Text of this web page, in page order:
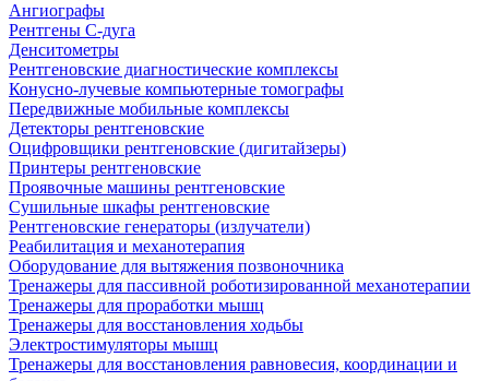
Ангиографы
Рентгены С-дуга
Денситометры
Рентгеновские диагностические комплексы
Конусно-лучевые компьютерные томографы
Передвижные мобильные комплексы
Детекторы рентгеновские
Оцифровщики рентгеновские (дигитайзеры)
Принтеры рентгеновские
Проявочные машины рентгеновские
Сушильные шкафы рентгеновские
Рентгеновские генераторы (излучатели)
Реабилитация и механотерапия
Оборудование для вытяжения позвоночника
Тренажеры для пассивной роботизированной механотерапии
Тренажеры для проработки мышц
Тренажеры для восстановления ходьбы
Электростимуляторы мышц
Тренажеры для восстановления равновесия, координации и